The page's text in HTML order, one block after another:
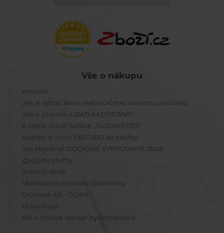
Vše o nákupu
Kontakt
Jak si vybrat barvu nebo určitou variantu produktu
Jak si posunout DATUM DODÁNÍ?
K čemu slouží funkce ,,HLÍDACÍ PES"
Nepřeji si vložit FAKTURU do zásilky
Jak objednat DOČASNĚ VYPRODANÉ zboží
Způsoby platby
Vrácení zboží
Všeobecné obchodní podmínky
Ochrana dat - GDPR
Reklamace
Vše o značce Walker by Schneiders